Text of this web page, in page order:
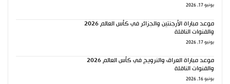
يونيو 17, 2026
موعد مباراة الأرجنتين والجزائر في كأس العالم 2026
والقنوات الناقلة
يونيو 17, 2026
موعد مباراة العراق والنرويج في كأس العالم 2026
والقنوات الناقلة
يونيو 16, 2026